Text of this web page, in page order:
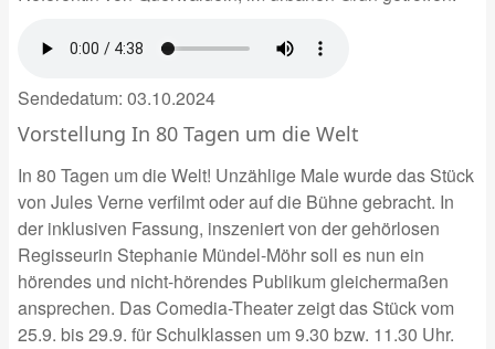
Sendedatum: 03.10.2024
Vorstellung In 80 Tagen um die Welt
In 80 Tagen um die Welt! Unzählige Male wurde das Stück
von Jules Verne verfilmt oder auf die Bühne gebracht. In
der inklusiven Fassung, inszeniert von der gehörlosen
Regisseurin Stephanie Mündel-Möhr soll es nun ein
hörendes und nicht-hörendes Publikum gleichermaßen
ansprechen. Das Comedia-Theater zeigt das Stück vom
25.9. bis 29.9. für Schulklassen um 9.30 bzw. 11.30 Uhr.